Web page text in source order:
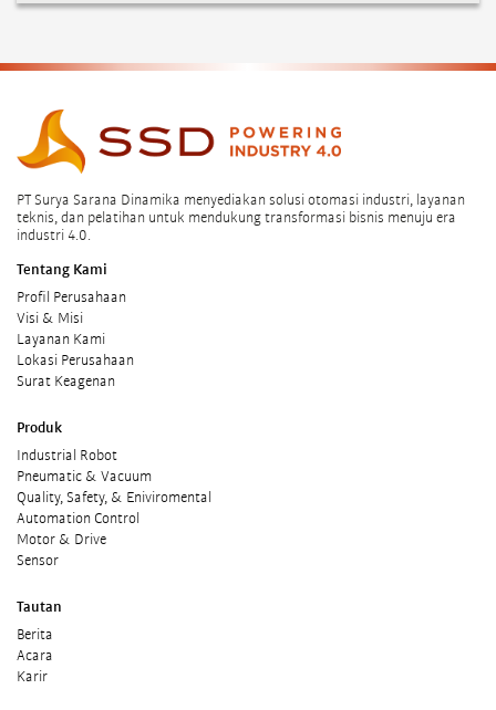
PT Surya Sarana Dinamika menyediakan solusi otomasi industri, layanan
teknis, dan pelatihan untuk mendukung transformasi bisnis menuju era
industri 4.0.
Tentang Kami
Profil Perusahaan
Visi & Misi
Layanan Kami
Lokasi Perusahaan
Surat Keagenan
Produk
Industrial Robot
Pneumatic & Vacuum
Quality, Safety, & Eniviromental
Automation Control
Motor & Drive
Sensor
Tautan
Berita
Acara
Karir